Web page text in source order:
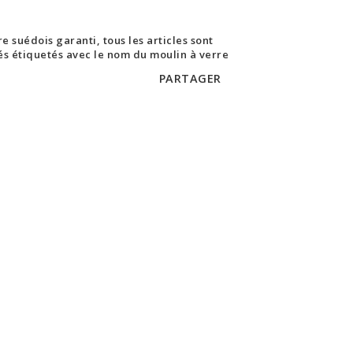
suédois garanti, tous les articles sont
étiquetés avec le nom du moulin à verre
PARTAGER